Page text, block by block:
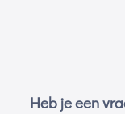
Heb je een